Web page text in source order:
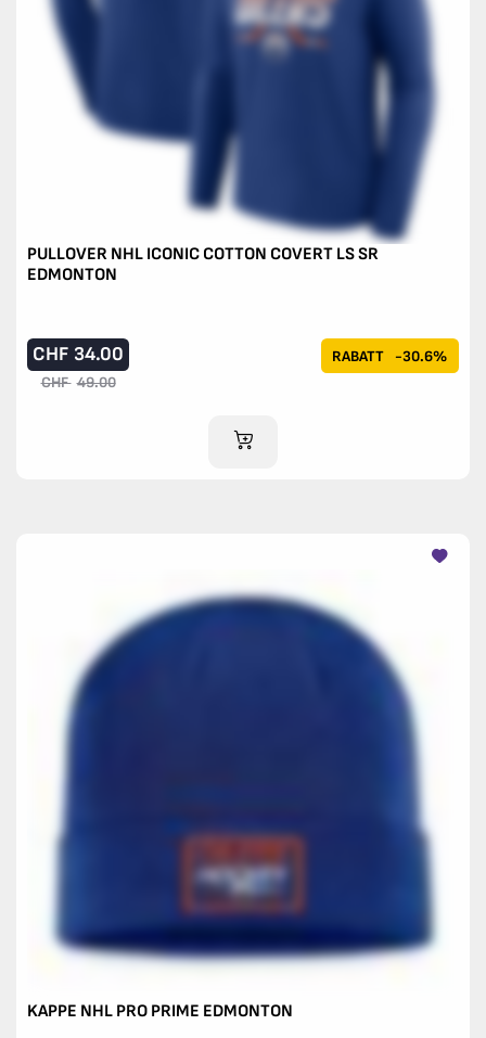
PULLOVER NHL ICONIC COTTON COVERT LS SR
EDMONTON
RABATT -30.6%
CHF 34.00
CHF 49.00
IM WARENKORB
KAPPE NHL PRO PRIME EDMONTON